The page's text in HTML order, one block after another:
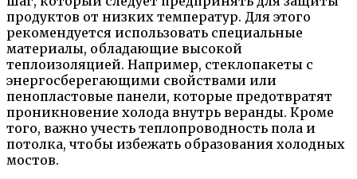
продуктов от низких температур. Для этого
рекомендуется использовать специальные
материалы, обладающие высокой
теплоизоляцией. Например, стеклопакеты с
энергосберегающими свойствами или
пенопластовые панели, которые предотвратят
проникновение холода внутрь веранды. Кроме
того, важно учесть теплопроводность пола и
потолка, чтобы избежать образования холодных
мостов.